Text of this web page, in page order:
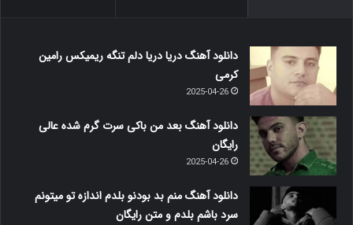
دانلود آهنگ دریا دریا دلم تنگه ریمیکس رامین
کرمی
2025-04-26
دانلود آهنگ بعد من باکی سرت گرم شده عالی
رایگان
2025-04-26
دانلود آهنگ منم بد بودنو بلدم اندازه تو میتونم
سرد باشم بلدم و متن رایگان